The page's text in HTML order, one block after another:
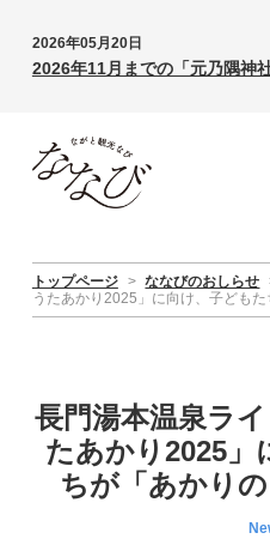
2026年05月20日
2026年11月までの「元乃隅神
トップページ > ななびのおしらせ
うたあかり2025」に向け、子ども
長門湯本温泉ラ
たあかり2025」
ちが「あかり